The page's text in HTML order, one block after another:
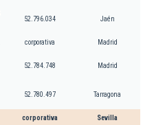
52.796.034 Jaén
corporativa Madrid
52.784.748 Madrid
52.780.497 Tarragona
corporativa Sevilla